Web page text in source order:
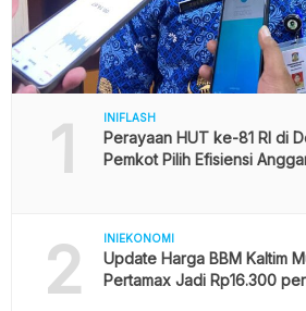
1 INIFLASH
Perayaan HUT ke-81 RI di
Pemkot Pilih Efisiensi
2 INIEKONOMI
Update Harga BBM Kaltim
Pertamax Jadi Rp16.300